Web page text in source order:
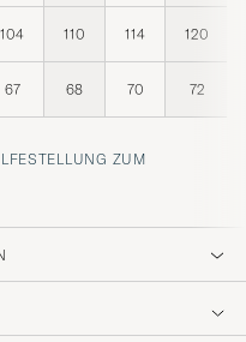
104 110 114 120
67 68 70 72
ZUM R